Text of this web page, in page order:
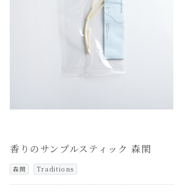
香りのサンプルスティック 森閑
森閑 Traditions